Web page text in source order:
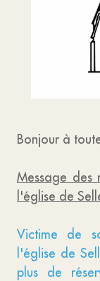
Bonjour à
Message des
l'église de
Victime de
l'église de
plus de